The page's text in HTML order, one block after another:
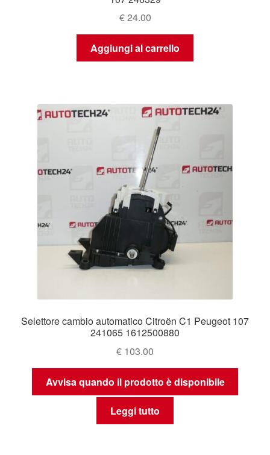
€24.00
Aggiungi al carrello
Selettore cambio automatico Citroën C1 Peugeot 107
241065 1612500880
€ 103.00
Avvisa quando il prodotto è disponibile
Leggi tutto